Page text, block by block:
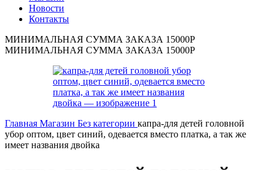
Новости
Контакты
МИНИМАЛЬНАЯ СУММА ЗАКАЗА 15000Р
МИНИМАЛЬНАЯ СУММА ЗАКАЗА 15000Р
Главная Магазин Без категории капра-для детей головной
убор оптом, цвет синий, одевается вместо платка, а так же
имеет названия двойка